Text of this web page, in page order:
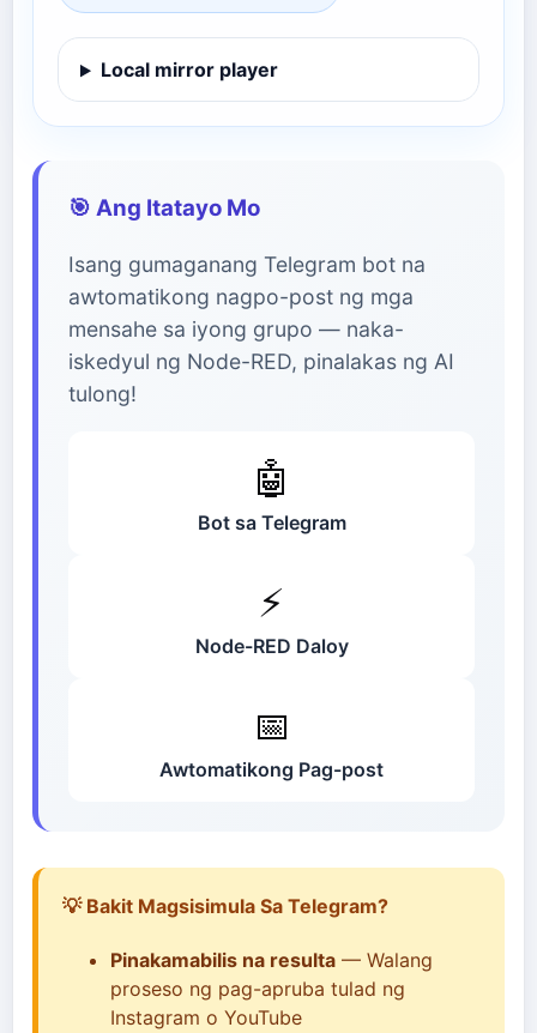
Local mirror player
🎯 Ang Itatayo Mo
Isang gumaganang Telegram bot na
awtomatikong nagpo-post ng mga
mensahe sa iyong grupo — naka-
iskedyul ng Node-RED, pinalakas ng AI
tulong!
🤖
Bot sa Telegram
⚡
Node-RED Daloy
📅
Awtomatikong Pag-post
💡 Bakit Magsisimula Sa Telegram?
Pinakamabilis na resulta — Walang
proseso ng pag-apruba tulad ng
Instagram o YouTube